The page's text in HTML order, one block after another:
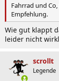
Fahrrad und
Empfehlung.
Wie gut klappt
leider nicht
scrollt
Legende